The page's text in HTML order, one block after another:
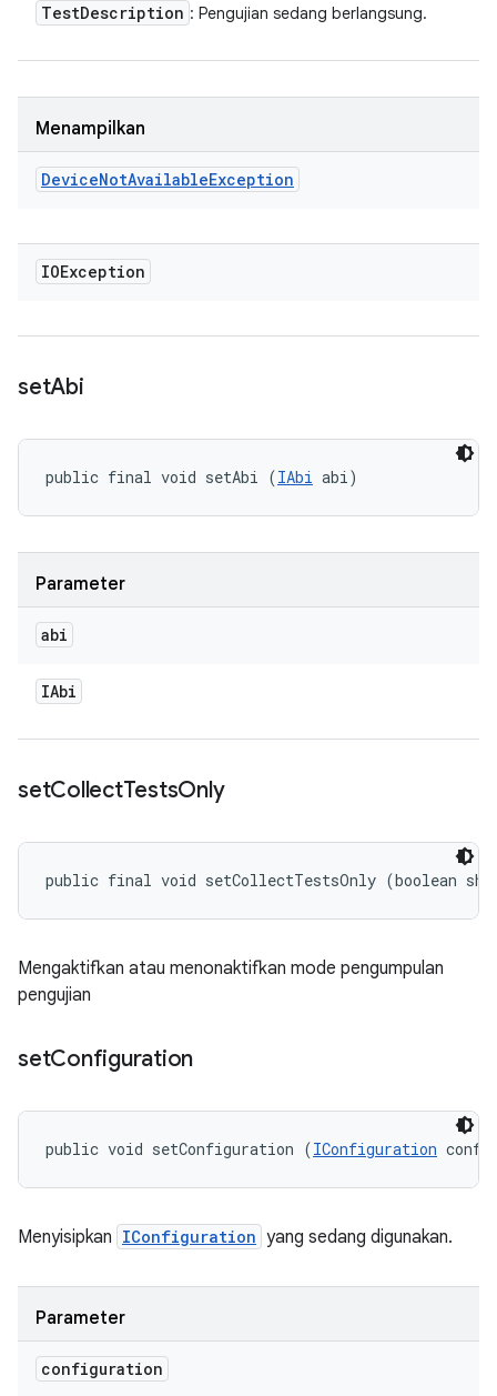
TestDescription : Pengujian sedang berlangsung.
Menampilkan
DeviceNotAvailableException
IOException
setAbi
public final void setAbi (IAbi abi)
Parameter
abi
IAbi
setCollectTestsOnly
public final void setCollectTestsOnly (boolean
Mengaktifkan atau menonaktifkan mode pengumpulan
pengujian
setConfiguration
public void setConfiguration (IConfiguration
Menyisipkan IConfiguration yang sedang digunakan.
Parameter
configuration